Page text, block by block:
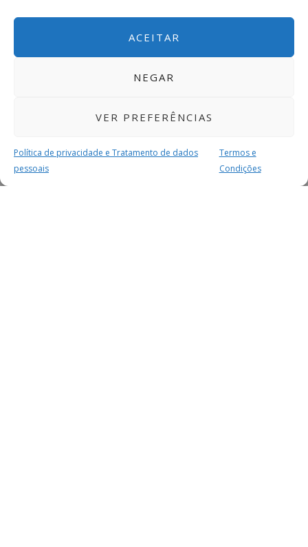
ACEITAR
NEGAR
VER PREFERÊNCIAS
Política de privacidade e Tratamento de dados
pessoais
Termos e
Condições